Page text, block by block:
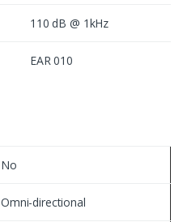
110 dB @ 1kHz
EAR 010
No
Omni-directional